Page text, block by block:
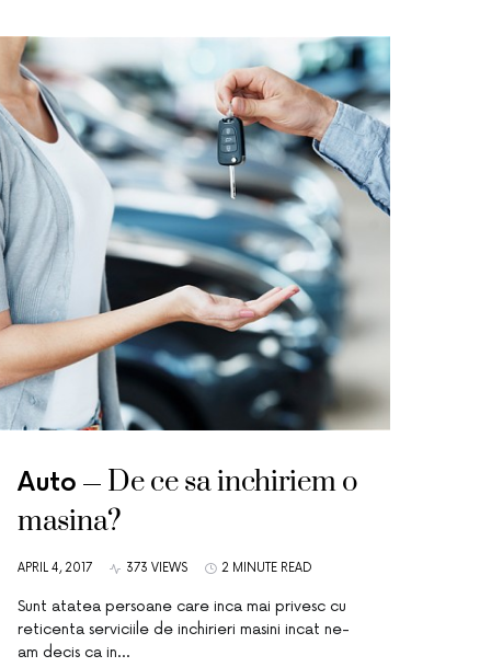
Auto
De ce sa inchiriem o
masina?
APRIL 4, 2017 373 VIEWS 2 MINUTE READ
Sunt atatea persoane care inca mai privesc cu
reticenta serviciile de inchirieri masini incat ne-
am decis ca in…